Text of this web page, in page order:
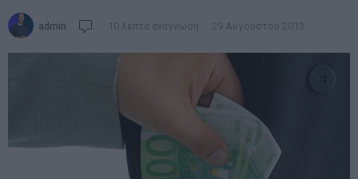
admin 10 λεπτά ανάγνωση 29 Αυγούστου 2013